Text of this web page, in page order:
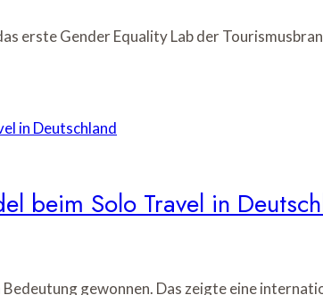
erste Gender Equality Lab der
beim Solo Travel in
gewonnen. Das zeigte eine